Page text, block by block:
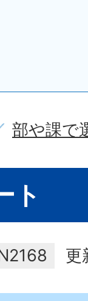
部や課で
ト
更